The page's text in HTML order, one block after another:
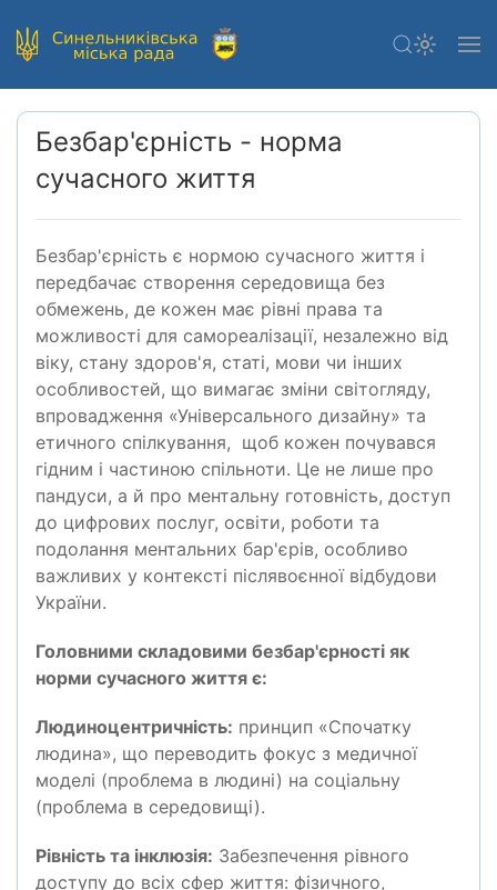
Безбар'єрність - норма
сучасного життя
Безбар'єрність є нормою сучасного життя і
передбачає створення середовища без
обмежень, де кожен має рівні права та
можливості для самореалізації, незалежно від
віку, стану здоров'я, статі, мови чи інших
особливостей, що вимагає зміни світогляду,
впровадження «Універсального дизайну» та
етичного спілкування, щоб кожен почувався
гідним і частиною спільноти. Це не лише про
пандуси, а й про ментальну готовність, доступ
до цифрових послуг, освіти, роботи та
подолання ментальних бар'єрів, особливо
важливих у контексті післявоєнної відбудови
України.
Головними складовими безбар'єрності як
норми сучасного життя є:
Людиноцентричність: принцип «Спочатку
людина», що переводить фокус з медичної
моделі (проблема в людині) на соціальну
(проблема в середовищі).
Рівність та інклюзія: Забезпечення рівного
доступу до всіх сфер життя: фізичного,